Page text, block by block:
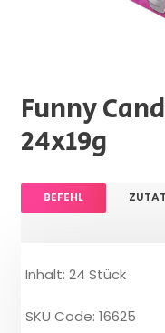
Funny
24x19g
BEFEHL
Inhalt: 24 Stück
SKU Code: 16625